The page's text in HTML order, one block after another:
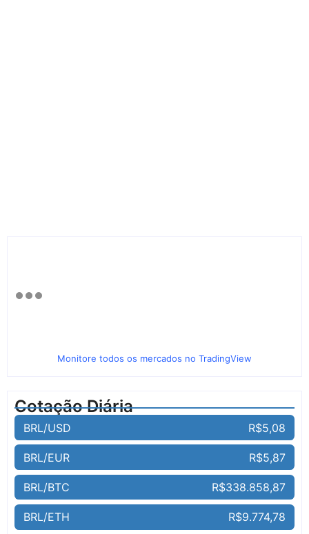
Monitore todos os mercados no TradingView
Cotação Diária
BRL/USD R$5,08
BRL/EUR R$5,87
BRL/BTC R$338.858,87
BRL/ETH
R$9.774,78